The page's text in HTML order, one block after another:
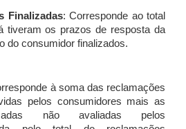
Finalizadas: Corresponde ao total
tiveram os prazos de resposta da
do consumidor finalizados.
à soma das reclamações
pelos consumidores mais as
não avaliadas pelos